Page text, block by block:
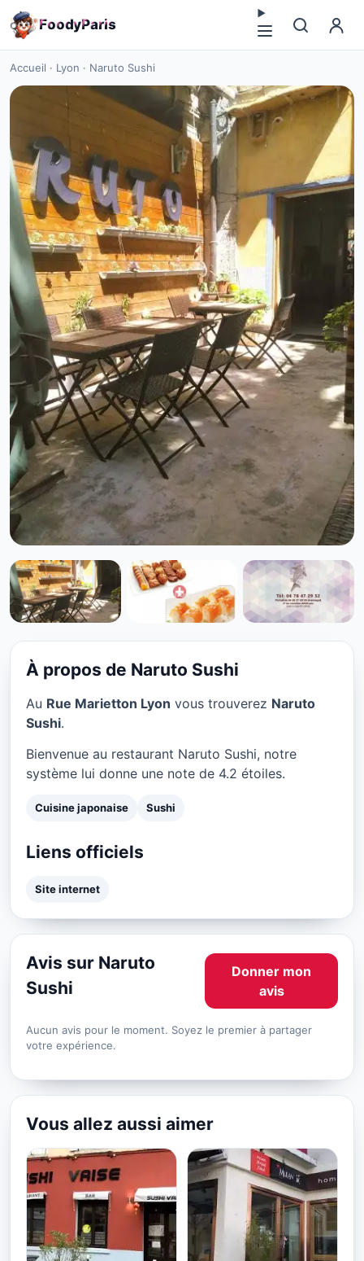
FoodyParis
Accueil · Lyon · Naruto Sushi
CUISINE JAPONAISE
Naruto Sushi à Lyon
★ 4.2/5
À propos de Naruto Sushi
Au Rue Marietton Lyon vous trouverez Naruto
Sushi.
Bienvenue au restaurant Naruto Sushi, notre
système lui donne une note de 4.2 étoiles.
Cuisine japonaise Sushi
Liens officiels
Site internet
Avis sur Naruto
Sushi
Donner mon
avis
Aucun avis pour le moment. Soyez le premier à partager
votre expérience.
Vous allez aussi aimer